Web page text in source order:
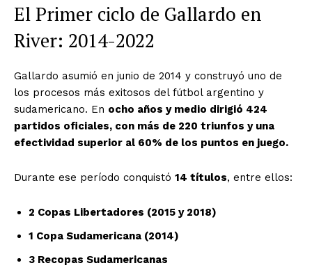
El Primer ciclo de Gallardo en
River: 2014-2022
Gallardo asumió en junio de 2014 y construyó uno de
los procesos más exitosos del fútbol argentino y
sudamericano. En ocho años y medio dirigió 424
partidos oficiales, con más de 220 triunfos y una
efectividad superior al 60% de los puntos en juego.
Durante ese período conquistó 14 títulos, entre ellos:
2 Copas Libertadores (2015 y 2018)
1 Copa Sudamericana (2014)
3 Recopas Sudamericanas